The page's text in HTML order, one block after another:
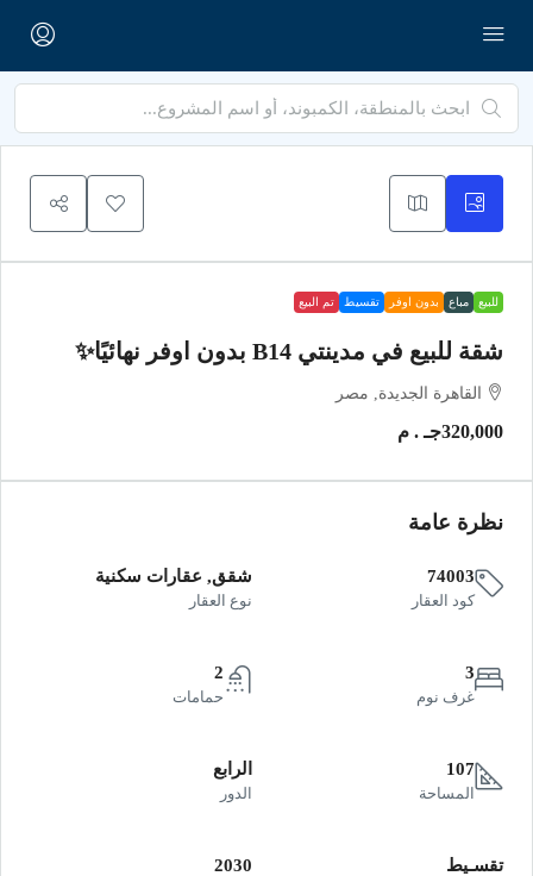
للبيع مباع بدون اوفر تقسيط تم البيع
شقة للبيع في مدينتي B14 بدون اوفر نهائيًا✨
القاهرة الجديدة, مصر
320,000جـ . م
نظرة عامة
74003
كود العقار
شقق, عقارات سكنية
نوع العقار
3
غرف نوم
2
حمامات
107
المساحة
الرابع
الدور
تقسـيط 2030